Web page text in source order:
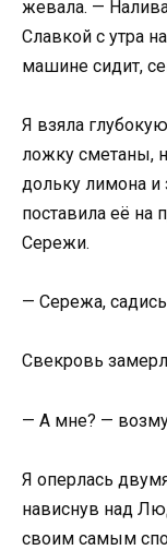
жевала. —
Славкой с утра
машине сидит,
Я взяла
ложку сметаны,
дольку лимона и
поставила её на
Сережи.
— Сережа,
Свекровь
— А мне? —
Я оперлась
нависнув над
своим самым